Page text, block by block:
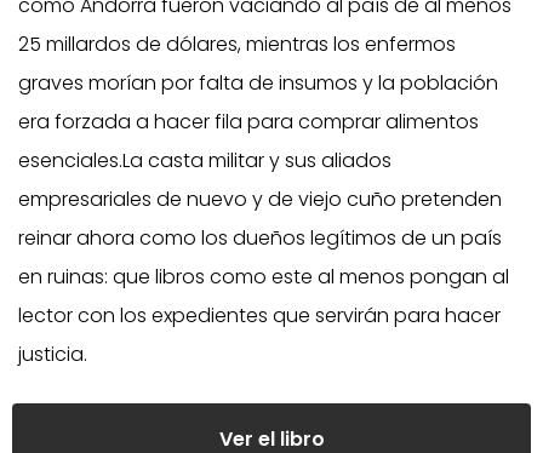
25 millardos de dólares, mientras los enfermos
graves morían por falta de insumos y la población
era forzada a hacer fila para comprar alimentos
esenciales.La casta militar y sus aliados
empresariales de nuevo y de viejo cuño pretenden
reinar ahora como los dueños legítimos de un país
en ruinas: que libros como este al menos pongan al
lector con los expedientes que servirán para hacer
justicia.
Ver el libro